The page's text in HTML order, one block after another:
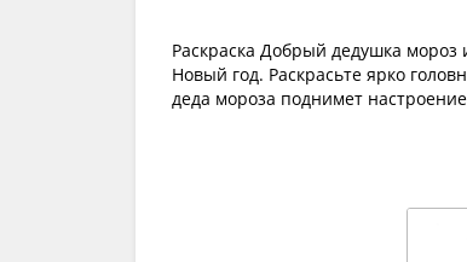
Раскраска Добрый дедушка мороз
Новый год. Раскрасьте ярко
деда мороза поднимет